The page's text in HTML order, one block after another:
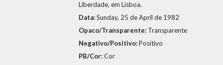
Liberdade, em Lisboa.
Data:Sunday, 25 de April de 1982
Opaco/Transparente: Transparente
Negativo/Positivo:Positivo
PB/Cor:Cor